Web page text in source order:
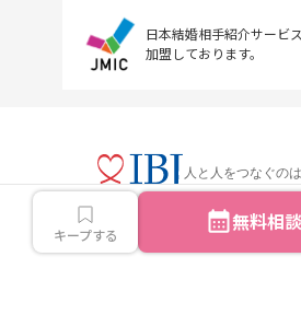
キープする 無料相
日本結婚相手紹介サービ
加盟しております。
人と人をつなぐの